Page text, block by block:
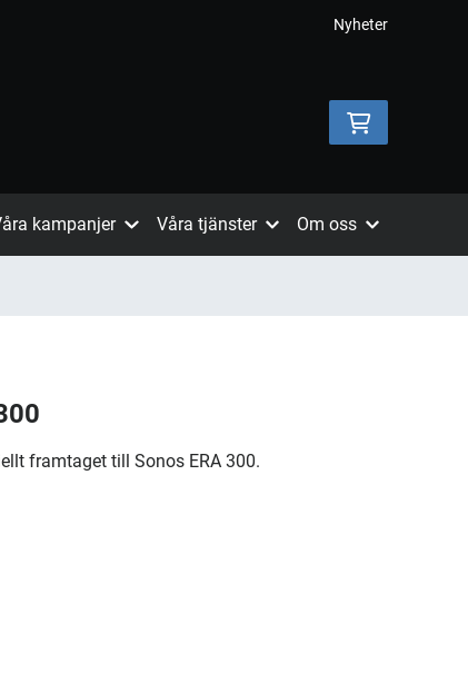
Nyheter
kampanjer Våra tjänster Om oss
framtaget till Sonos ERA 300.